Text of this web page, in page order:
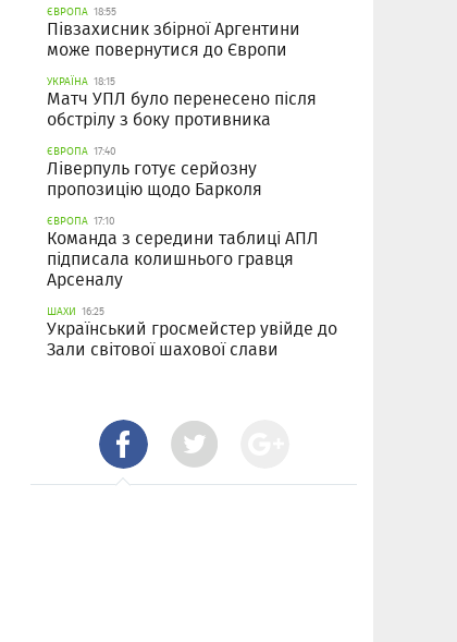
ЄВРОПА 18:55
Півзахисник збірної Аргентини
може повернутися до Європи
УКРАЇНА 18:15
Матч УПЛ було перенесено після
обстрілу з боку противника
ЄВРОПА 17:40
Ліверпуль готує серйозну
пропозицію щодо Барколя
ЄВРОПА 17:10
Команда з середини таблиці АПЛ
підписала колишнього гравця
Арсеналу
ШАХИ 16:25
Український гросмейстер увійде до
Зали світової шахової слави